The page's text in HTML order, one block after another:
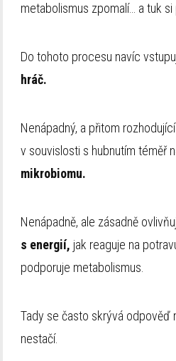
metabolismus zpomalí… a tuk si
Do tohoto procesu navíc
hráč.
Nenápadný, a přitom
v souvislosti s hubnutím téměř
mikrobiomu.
Nenápadně, ale zásadně
s energií, jak reaguje na
podporuje metabolismus.
Tady se často skrývá odpověď
nestačí.